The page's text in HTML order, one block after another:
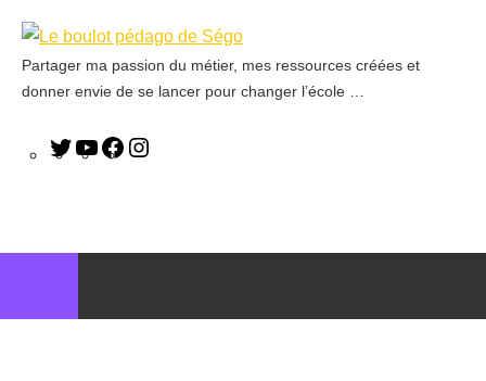
Le
boulot
Partager ma passion du métier, mes ressources créées et
donner envie de se lancer pour changer l’école …